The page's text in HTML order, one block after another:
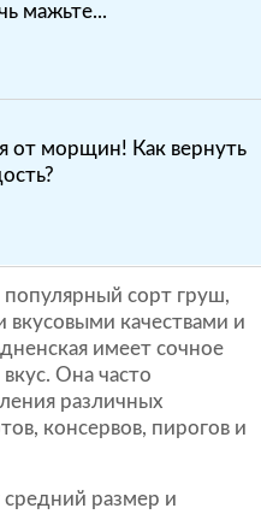
мажьте...
от морщин! Как вернуть
популярный сорт груш,
вкусовыми качествами и
имеет сочное
Она часто
различных
консервов, пирогов и
размер и